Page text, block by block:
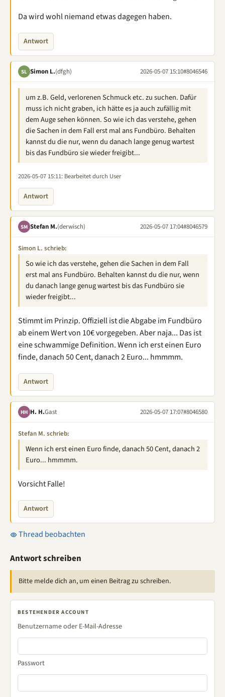
Da wird wohl niemand etwas dagegen haben.
Antwort
SL Simon L.(dfgh) 2026-05-07 15:10#8046546
um z.B. Geld, verlorenen Schmuck etc. zu suchen. Dafür
muss ich nicht graben, ich hätte es ja auch zufällig mit
dem Auge sehen können. So wie ich das verstehe, gehen
die Sachen in dem Fall erst mal ans Fundbüro. Behalten
kannst du die nur, wenn du danach lange genug wartest
bis das Fundbüro sie wieder freigibt...
2026-05-07 15:11: Bearbeitet durch User
Antwort
SM Stefan M.(derwisch) 2026-05-07 17:04#8046579
Simon L. schrieb:
So wie ich das verstehe, gehen die Sachen in dem Fall
erst mal ans Fundbüro. Behalten kannst du die nur, wenn
du danach lange genug wartest bis das Fundbüro sie
wieder freigibt...
Stimmt im Prinzip. Offiziell ist die Abgabe im Fundbüro
ab einem Wert von 10€ vorgegeben. Aber naja... Das ist
eine schwammige Definition. Wenn ich erst einen Euro
finde, danach 50 Cent, danach 2 Euro... hmmmm.
Antwort
HH H. H.Gast 2026-05-07 17:07#8046580
Stefan M. schrieb:
Wenn ich erst einen Euro finde, danach 50 Cent, danach 2
Euro... hmmmm.
Vorsicht Falle!
Antwort
Thread beobachten
Antwort schreiben
Bitte melde dich an, um einen Beitrag zu schreiben.
BESTEHENDER ACCOUNT
Benutzername oder E-Mail-Adresse
Passwort